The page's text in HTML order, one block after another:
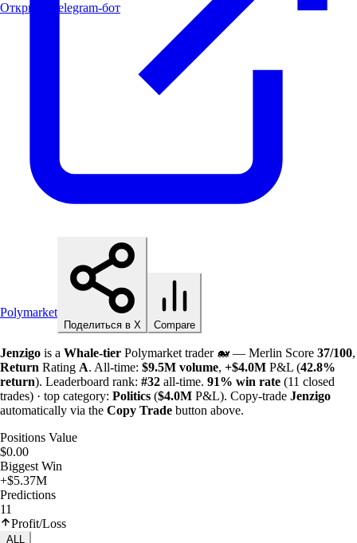
Открыть Telegram-бот
Polymarket
Поделиться в X Compare
Jenzigo is a Whale-tier Polymarket trader 🐋 — Merlin Score 37/100,
Return Rating A. All-time: $9.5M volume, +$4.0M P&L (42.8%
return). Leaderboard rank: #32 all-time. 91% win rate (11 closed
trades) · top category: Politics ($4.0M P&L). Copy-trade Jenzigo
automatically via the Copy Trade button above.
Positions Value
$0.00
Biggest Win
+$5.37M
Predictions
11
Profit/Loss
ALL